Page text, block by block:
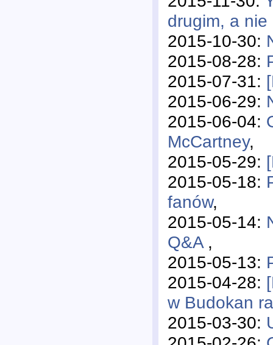
drugim, a nie
2015-10-30:
2015-08-28:
2015-07-31:
2015-06-29:
2015-06-04:
McCartney,
2015-05-29:
2015-05-18:
fanów,
2015-05-14:
Q&A ,
2015-05-13:
2015-04-28:
w Budokan
2015-03-30: